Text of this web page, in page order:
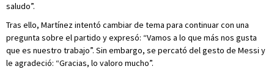
saludo”.
Tras ello, Martínez intentó cambiar de tema para continuar con una
pregunta sobre el partido y expresó: “Vamos a lo que más nos gusta
que es nuestro trabajo”. Sin embargo, se percató del gesto de Messi y
le agradeció: “Gracias, lo valoro mucho”.